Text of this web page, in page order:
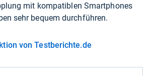
mit kompatiblen Smartphones
sehr bequem durchführen.
von Testberichte.de